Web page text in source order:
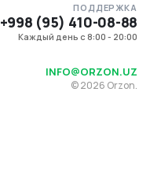
ПОДДЕРЖКА
+998 (95) 410-08-88
Каждый день с 8:00 - 20:00
INFO@ORZON.UZ
©2026 Orzon.